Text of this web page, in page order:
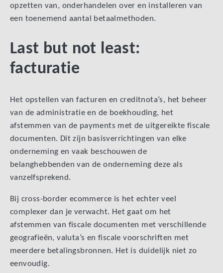
opzetten van, onderhandelen over en installeren van
een toenemend aantal betaalmethoden.
Last but not least:
facturatie
Het opstellen van facturen en creditnota’s, het beheer
van de administratie en de boekhouding, het
afstemmen van de payments met de uitgereikte fiscale
documenten. Dit zijn basisverrichtingen van elke
onderneming en vaak beschouwen de
belanghebbenden van de onderneming deze als
vanzelfsprekend.
Bij cross-border ecommerce is het echter veel
complexer dan je verwacht. Het gaat om het
afstemmen van fiscale documenten met verschillende
geografieën, valuta’s en fiscale voorschriften met
meerdere betalingsbronnen. Het is duidelijk niet zo
eenvoudig.